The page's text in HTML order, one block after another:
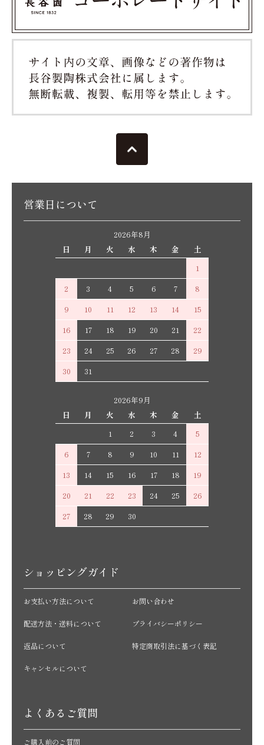
営業日について
2026年8月
日
月 火 水 木 金
土
1
2
3 4 5 6 7
8
9
10 11 12 13 14
15
16
17 18 19 20 21
22
23
24 25 26 27 28
29
30
31
2026年9月
日
月 火 水 木 金
土
1
2 3 4
5
6
7 8 9 10 11
12
13
14 15 16 17 18
19
20
21 22 23 24 25
26
27
28 29 30
ショッピングガイド
お支払い方法について
配送方法・送料について
返品について
キャンセルについて
お問い合わせ
プライバシーポリシー
特定商取引法に基づく表記
よくあるご質問
ご購入前のご質問